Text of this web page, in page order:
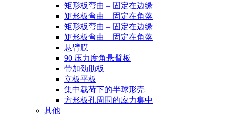
矩形板弯曲 – 固定在边缘
矩形板弯曲 – 固定在角落
矩形板弯曲 – 固定在边缘
矩形板弯曲 – 固定在角落
悬臂膜
90 压力度角悬臂板
带加劲肋板
立板平板
集中载荷下的半球形壳
方形板孔周围的应力集中
其他